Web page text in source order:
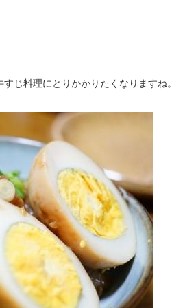
じ料理にとりかかりたくなりますね。